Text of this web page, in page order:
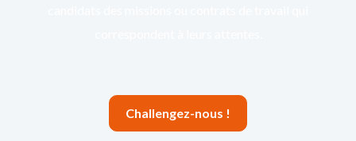
Challengez-nous !